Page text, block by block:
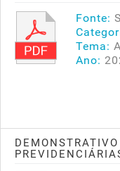
Fonte:
Tema:
Ano: